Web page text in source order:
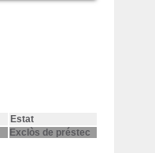
Estat
Exclòs de préstec